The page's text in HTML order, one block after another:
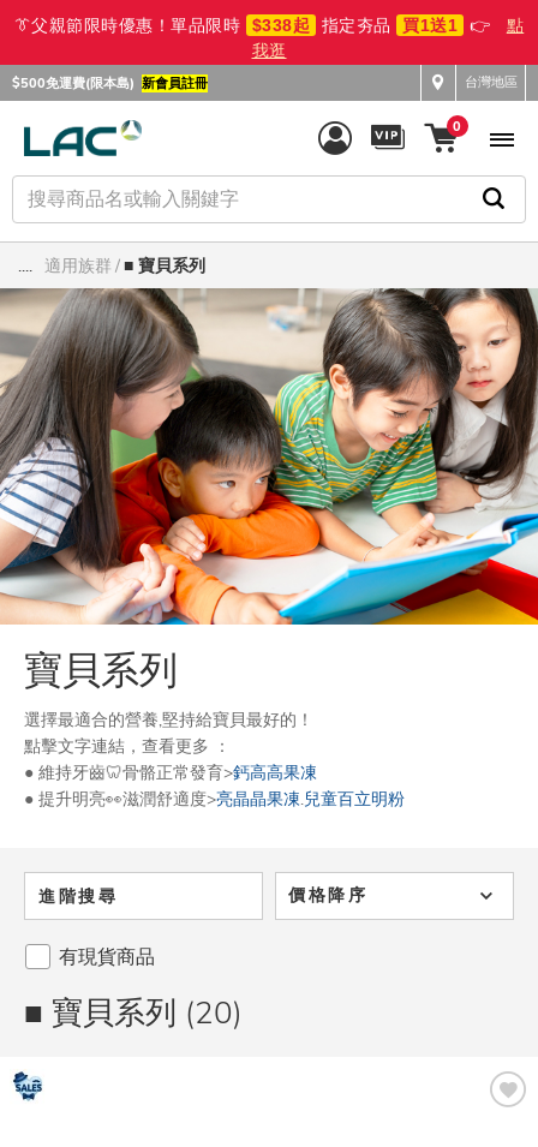
👔父親節限時優惠！單品限時 $338起 指定夯品 買1送1 👉
點
我逛
$500免運費(限本島) 新會員註冊 台灣地區
0
.... 適用族群 ■ 寶貝系列
寶貝系列
選擇最適合的營養,堅持給寶貝最好的！
點擊文字連結，查看更多 ：
● 維持牙齒🦷骨骼正常發育>鈣高高果凍
● 提升明亮👀滋潤舒適度>亮晶晶果凍.兒童百立明粉
進階搜尋 價格降序
有現貨商品
■ 寶貝系列 (20)